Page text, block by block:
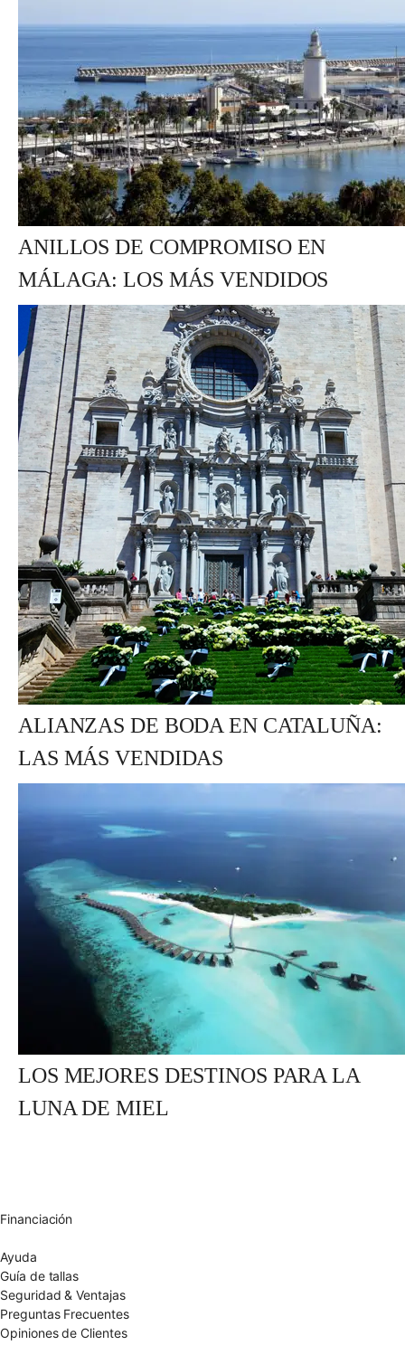
ANILLOS DE COMPROMISO EN
MÁLAGA: LOS MÁS VENDIDOS
ALIANZAS DE BODA EN CATALUÑA:
LAS MÁS VENDIDAS
LOS MEJORES DESTINOS PARA LA
LUNA DE MIEL
Financiación
Ayuda
Guía de tallas
Seguridad & Ventajas
Preguntas Frecuentes
Opiniones de Clientes